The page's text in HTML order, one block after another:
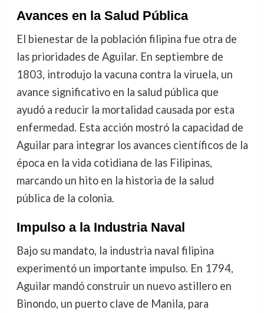
Avances en la Salud Pública
El bienestar de la población filipina fue otra de
las prioridades de Aguilar. En septiembre de
1803, introdujo la vacuna contra la viruela, un
avance significativo en la salud pública que
ayudó a reducir la mortalidad causada por esta
enfermedad. Esta acción mostró la capacidad de
Aguilar para integrar los avances científicos de la
época en la vida cotidiana de las Filipinas,
marcando un hito en la historia de la salud
pública de la colonia.
Impulso a la Industria Naval
Bajo su mandato, la industria naval filipina
experimentó un importante impulso. En 1794,
Aguilar mandó construir un nuevo astillero en
Binondo, un puerto clave de Manila, para